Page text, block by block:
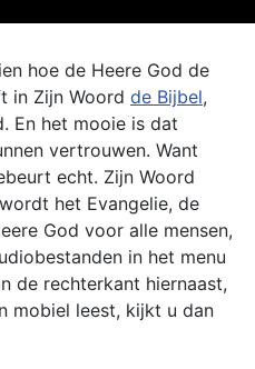
hoe de Heere God de
in Zijn Woord de Bijbel,
En het mooie is dat
vertrouwen. Want
echt. Zijn Woord
het Evangelie, de
God voor alle mensen,
in het menu
de rechterkant hiernaast,
mobiel leest, kijkt u dan